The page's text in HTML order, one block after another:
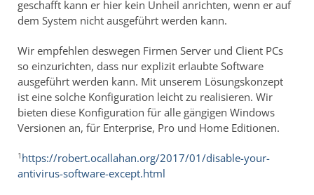
geschafft kann er hier kein Unheil anrichten, wenn er auf
dem System nicht ausgeführt werden kann.
Wir empfehlen deswegen Firmen Server und Client PCs
so einzurichten, dass nur explizit erlaubte Software
ausgeführt werden kann. Mit unserem Lösungskonzept
ist eine solche Konfiguration leicht zu realisieren. Wir
bieten diese Konfiguration für alle gängigen Windows
Versionen an, für Enterprise, Pro und Home Editionen.
1 https://robert.ocallahan.org/2017/01/disable-your-
antivirus-software-except.html